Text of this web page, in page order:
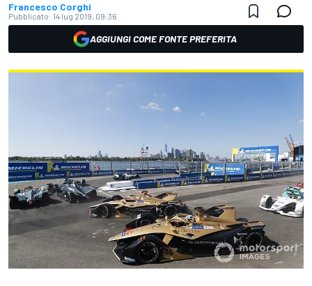
Francesco Corghi
Pubblicato: 14 lug 2019, 09:36
AGGIUNGI COME FONTE PREFERITA